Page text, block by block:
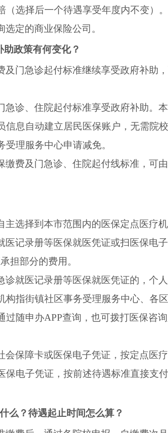
选择后一个待遇享受年度内不变）。
定的商业保险公司。
政策有何变化？
门急诊起付标准继续享受政府补助
诊、住院起付标准享受政府补助。
息自动建立居民医保账户，无需院
理服务中心申请减免。
缴费及门急诊、住院起付线标准，可
选择到本市范围内的医保定点医疗机
记录册等医保就医凭证或扫医保电
担部分的费用。
诊就医记录册等医保就医凭证的，个
指街镇社区事务受理服务中心、各
过随申办APP查询，也可拨打医保咨
保障卡或医保电子凭证，按定点医
电子凭证，按前述待遇标准直接支
么？待遇起止时间怎么算？